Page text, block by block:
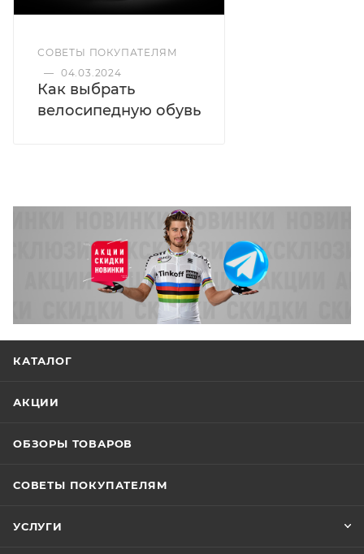
СОВЕТЫ ПОКУПАТЕЛЯМ
— 04.03.2024
Как выбрать
велосипедную обувь
КАТАЛОГ
АКЦИИ
ОБЗОРЫ ТОВАРОВ
СОВЕТЫ ПОКУПАТЕЛЯМ
УСЛУГИ